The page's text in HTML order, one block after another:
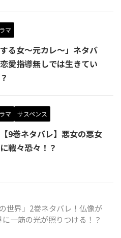
マ
る女〜元カレ〜」ネタバ
愛指導無しでは生きてい
マ サスペンス
9巻ネタバレ】悪女の悪女
戦々恐々！？
世界」2巻ネタバレ！仏像が
一筋の光が照りつける！？